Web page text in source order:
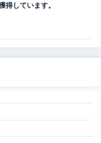
しています。